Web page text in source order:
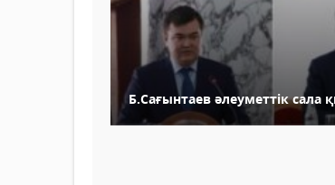
Б.Сағынтаев әлеуметтік сала